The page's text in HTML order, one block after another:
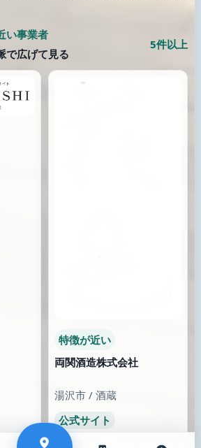
い事業者
で広げて見る
5件以上
特徴が近い
両関酒造株式会社
湯沢市 / 酒蔵
公式サイト